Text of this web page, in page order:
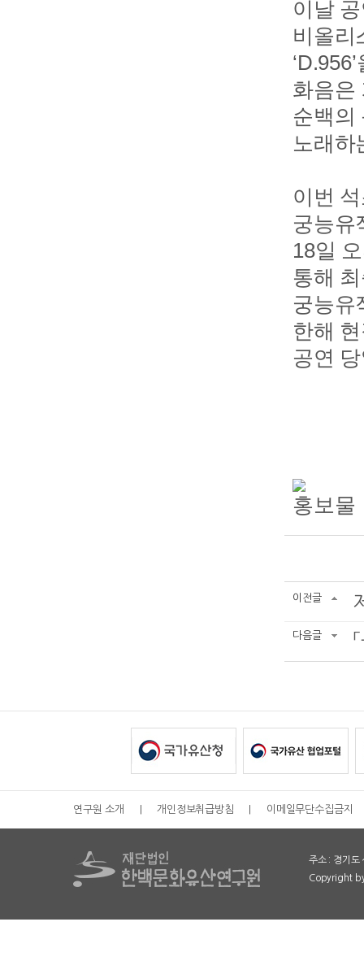
이날
비올리
화음은
순백의
노래하
이번
궁능유
18일
통해
궁능유
한해
공연
이전글
다음글
연구원 소개 개인정보취급방침 이메일무단수집금지
주소 : 경기
Copyright